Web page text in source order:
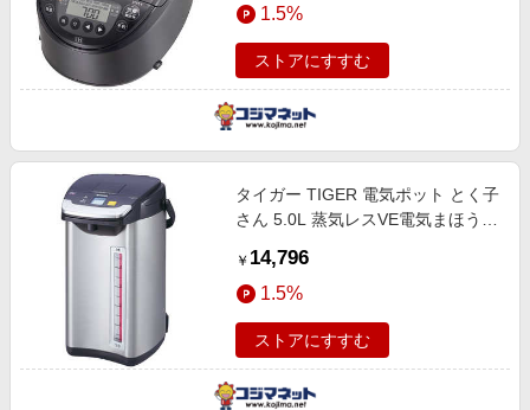
1.5%
ストアにすすむ
タイガー TIGER 電気ポット とく子
さん 5.0L 蒸気レスVE電気まほうび
￥ 14,796
1.5%
ストアにすすむ